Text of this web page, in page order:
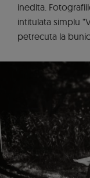
inedita.
intitulata simplu
petrecuta la